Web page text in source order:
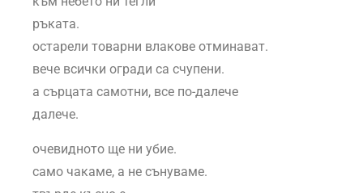
ръката.
остарели товарни влакове отминават.
вече всички огради са счупени.
а сърцата самотни, все по-далече
далече.
очевидното ще ни убие.
само чакаме, а не сънуваме.